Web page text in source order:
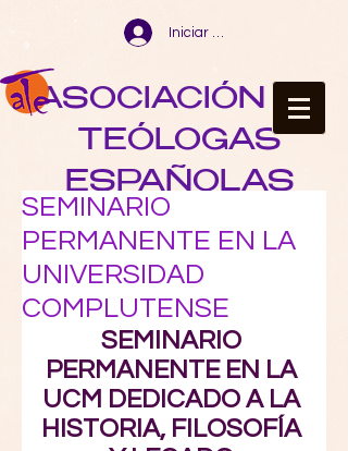
Iniciar sesión
ASOCIACIÓN DE
TEÓLOGAS
ESPAÑOLAS
SEMINARIO
PERMANENTE EN LA
UNIVERSIDAD
COMPLUTENSE
SEMINARIO
PERMANENTE EN LA
UCM DEDICADO A LA
HISTORIA, FILOSOFÍA